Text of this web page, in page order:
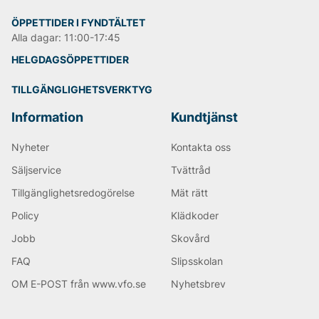
Lätt och bekväm passform
solen
Oändliga färger och mönster
Globalt erkänd kvalitet– älskad i över 100 länder
fötterna
Oavsett om du strosar på stranden, glider runt i stan
eller packar för nästa solresa är Havaianas flip flops
det självklara valet. De är inte bara sandaler – de är en
känsla. En livsstil. En liten bit av Brasilien, direkt under
dina fötter.
ÖPPETTIDER I FYNDTÄLTET
Alla dagar: 11:00-17:45
HELGDAGSÖPPETTIDER
TILLGÄNGLIGHETSVERKTYG
Information
Nyheter
Säljservice
Tillgänglighetsredogörelse
Policy
Jobb
FAQ
OM E-POST från www.vfo.se
Kundtjänst
Kontakta oss
Tvättråd
Mät rätt
Klädkoder
Skovård
Slipsskolan
Nyhetsbrev